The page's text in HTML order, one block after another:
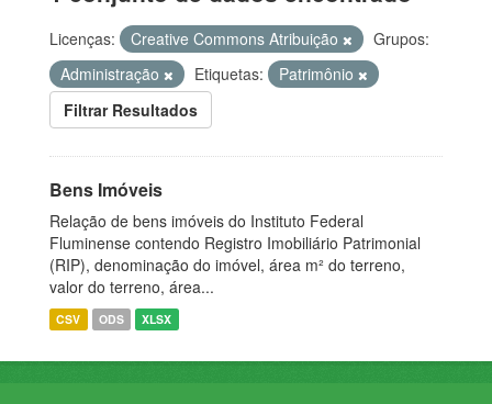
Licenças: Creative Commons Atribuição
Grupos:
Administração
Etiquetas:
Patrimônio
Filtrar Resultados
Bens Imóveis
Relação de bens imóveis do Instituto Federal
Fluminense contendo Registro Imobiliário Patrimonial
(RIP), denominação do imóvel, área m² do terreno,
valor do terreno, área...
CSV ODS XLSX